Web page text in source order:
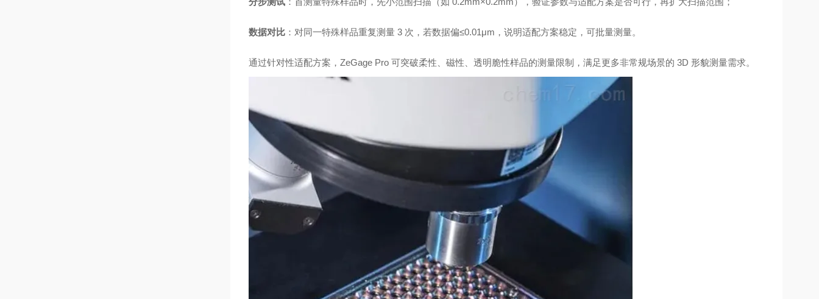
数据对比：对同一特殊样品重复测量 3 次，若数据偏≤0.01μm，说明适配方案稳定，可批量测量。
通过针对性适配方案，ZeGage Pro 可突破柔性、磁性、透明脆性样品的测量限制，满足更多非常规场景的 3D 形貌测量需求。